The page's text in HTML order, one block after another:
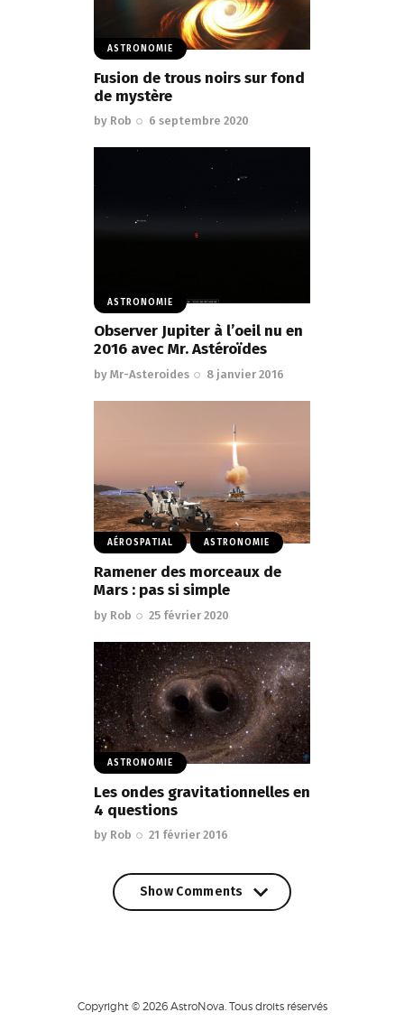
ASTRONOMIE
Fusion de trous noirs sur fond
de mystère
by Rob 6 septembre 2020
ASTRONOMIE
Observer Jupiter à l’oeil nu en
2016 avec Mr. Astéroïdes
by Mr-Asteroides 8 janvier 2016
AÉROSPATIAL ASTRONOMIE
Ramener des morceaux de
Mars : pas si simple
by Rob 25 février 2020
ASTRONOMIE
Les ondes gravitationnelles en
4 questions
by Rob 21 février 2016
Show Comments
Copyright © 2026 AstroNova. Tous droits réservés